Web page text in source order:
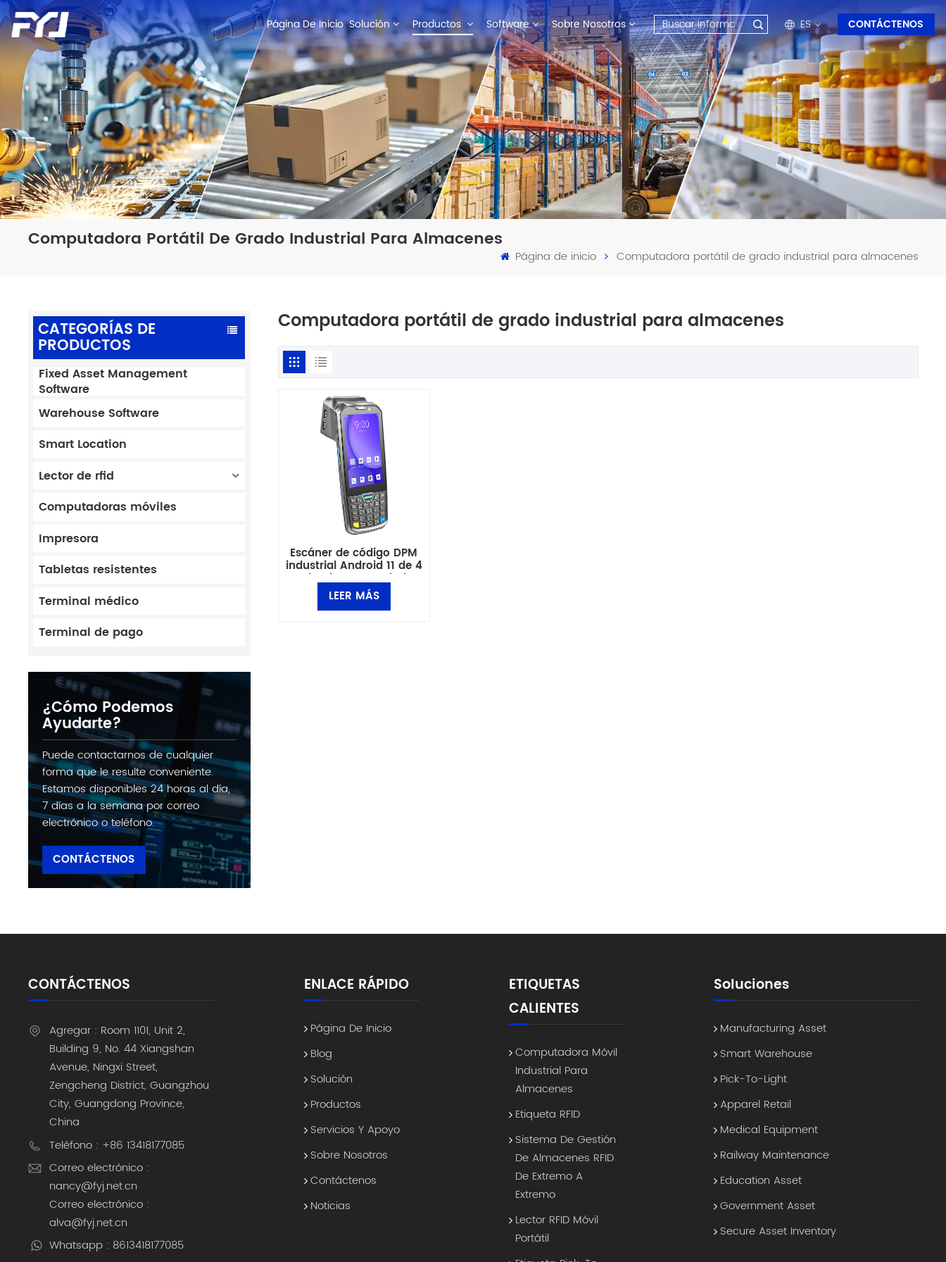
Página De Inicio Solución Productos Software Sobre Nosotros ES
en
ru
es
ar
CONTÁCTENOS
Computadora Portátil De Grado Industrial Para Almacenes
Página de inicio Computadora portátil de grado industrial para almacenes
CATEGORÍAS DE
PRODUCTOS
Fixed Asset Management
Software
Warehouse Software
Smart Location
Lector de rfid
Computadoras móviles
Impresora
Tabletas resistentes
Terminal médico
Terminal de pago
¿Cómo Podemos
Ayudarte?
Puede contactarnos de cualquier
forma que le resulte conveniente.
Estamos disponibles 24 horas al día,
7 días a la semana por correo
electrónico o teléfono.
CONTÁCTENOS
Computadora portátil de grado industrial para almacenes
Escáner de código DPM
industrial Android 11 de 4
pulgadas con teclado
LEER MÁS
CONTÁCTENOS
Agregar : Room 1101, Unit 2,
Building 9, No. 44 Xiangshan
Avenue, Ningxi Street,
Zengcheng District, Guangzhou
City, Guangdong Province,
China
Teléfono : +86 13418177085
Correo electrónico :
nancy@fyj.net.cn
Correo electrónico :
alva@fyj.net.cn
Whatsapp : 8613418177085
ENLACE RÁPIDO
Página De Inicio
Blog
Solución
Productos
Servicios Y Apoyo
Sobre Nosotros
Contáctenos
Noticias
ETIQUETAS
CALIENTES
Computadora Móvil
Industrial Para
Almacenes
Etiqueta RFID
Sistema De Gestión
De Almacenes RFID
De Extremo A
Extremo
Lector RFID Móvil
Portátil
Soluciones
Manufacturing Asset
Smart Warehouse
Pick-To-Light
Apparel Retail
Medical Equipment
Railway Maintenance
Education Asset
Government Asset
Secure Asset Inventory